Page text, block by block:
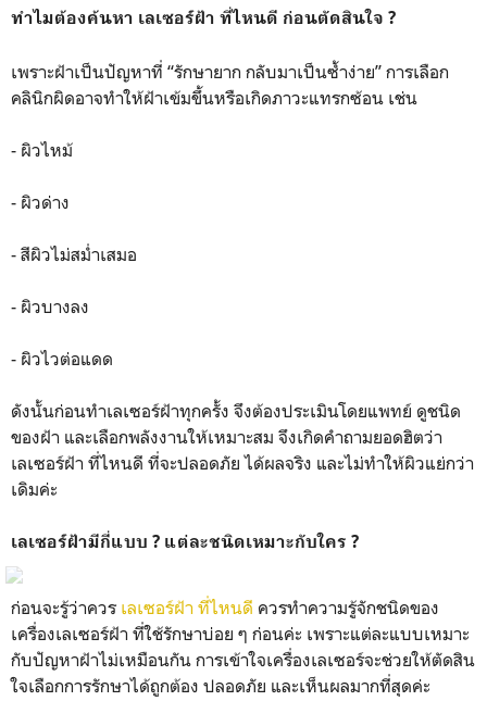
ทำไมต้องค้นหา เลเซอร์ฝ้า ที่ไหนดี ก่อนตัดสินใจ ?
เพราะฝ้าเป็นปัญหาที่ “รักษายาก กลับมาเป็นซ้ำง่าย” การเลือก
คลินิกผิดอาจทำให้ฝ้าเข้มขึ้นหรือเกิดภาวะแทรกซ้อน เช่น
- ผิวไหม้
- ผิวด่าง
- สีผิวไม่สม่ำเสมอ
- ผิวบางลง
- ผิวไวต่อแดด
ดังนั้นก่อนทำเลเซอร์ฝ้าทุกครั้ง จึงต้องประเมินโดยแพทย์ ดูชนิด
ของฝ้า และเลือกพลังงานให้เหมาะสม จึงเกิดคำถามยอดฮิตว่า
เลเซอร์ฝ้า ที่ไหนดี ที่จะปลอดภัย ได้ผลจริง และไม่ทำให้ผิวแย่กว่า
เดิมค่ะ
เลเซอร์ฝ้ามีกี่แบบ ? แต่ละชนิดเหมาะกับใคร ?
ก่อนจะรู้ว่าควร เลเซอร์ฝ้า ที่ไหนดี ควรทำความรู้จักชนิดของ
เครื่องเลเซอร์ฝ้า ที่ใช้รักษาบ่อย ๆ ก่อนค่ะ เพราะแต่ละแบบเหมาะ
กับปัญหาฝ้าไม่เหมือนกัน การเข้าใจเครื่องเลเซอร์จะช่วยให้ตัดสิน
ใจเลือกการรักษาได้ถูกต้อง ปลอดภัย และเห็นผลมากที่สุดค่ะ